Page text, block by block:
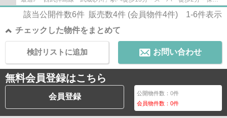
園徒歩7分！ ・前面道路約5.6mで駐車が苦手...
該当公開件数6件 販売数4件 (会員物件4件) 1-6件表示
チェックした物件をまとめて
お問い合わせ
検討リストに追加
無料会員登録はこちら
会員登録 公開物件数：0件
会員物件数：0件